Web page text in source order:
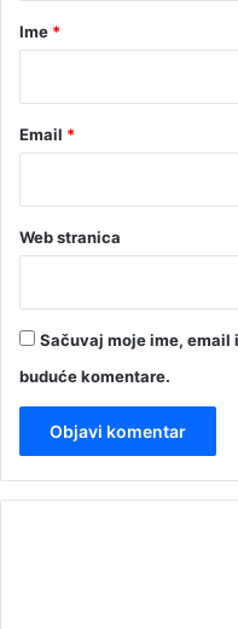
rIme *
Email *
Web stranica
Sačuvaj moje ime, email
buduće komentare.